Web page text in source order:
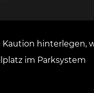
Kaution hinterlegen,
im Parksystem